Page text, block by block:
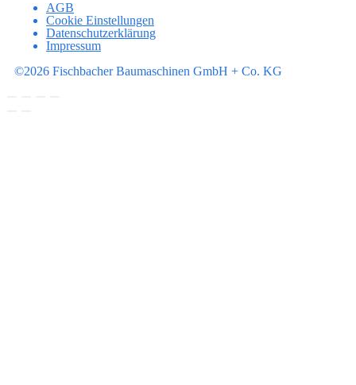
AGB
Cookie Einstellungen
Datenschutzerklärung
Impressum
©2026 Fischbacher Baumaschinen GmbH + Co. KG